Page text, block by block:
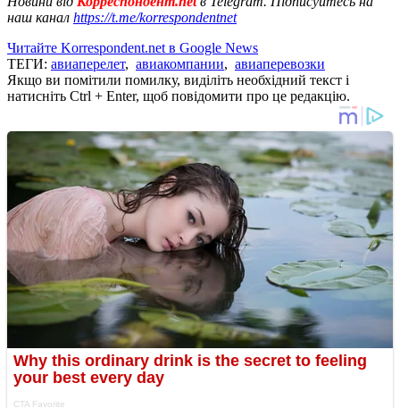
наш канал https://t.me/korrespondentnet
Читайте Korrespondent.net в Google News
ТЕГИ: авиаперелет, авиакомпании, авиаперевозки
Якщо ви помітили помилку, виділіть необхідний текст і
натисніть Ctrl + Enter, щоб повідомити про це редакцію.